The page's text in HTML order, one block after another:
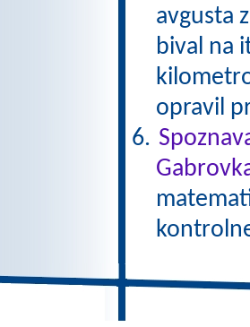
avgusta
bival na
opravil